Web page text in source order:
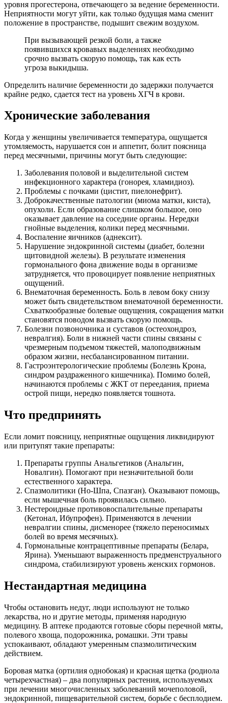
уровня прогестерона, отвечающего за ведение беременности.
Неприятности могут уйти, как только будущая мама сменит
положение в пространстве, подышит свежим воздухом.
При вызывающей резкой боли, а также
появившихся кровавых выделениях необходимо
срочно вызвать скорую помощь, так как есть
угроза выкидыша.
Определить наличие беременности до задержки получается
крайне редко, сдается тест на уровень ХГЧ в крови.
Хронические заболевания
Когда у женщины увеличивается температура, ощущается
утомляемость, нарушается сон и аппетит, болит поясница
перед месячными, причины могут быть следующие:
Заболевания половой и выделительной систем
инфекционного характера (гонорея, хламидиоз).
Проблемы с почками (цистит, пиелонефрит).
Доброкачественные патологии (миома матки, киста),
опухоли. Если образование слишком большое, оно
оказывает давление на соседние органы. Нередки
гнойные выделения, колики перед месячными.
Воспаление яичников (аднексит).
Нарушение эндокринной системы (диабет, болезни
щитовидной железы). В результате изменения
гормонального фона движение воды в организме
затрудняется, что провоцирует появление неприятных
ощущений.
Внематочная беременность. Боль в левом боку снизу
может быть свидетельством внематочной беременности.
Схваткообразные болевые ощущения, сокращения матки
становятся поводом вызвать скорую помощь.
Болезни позвоночника и суставов (остеохондроз,
невралгия). Боли в нижней части спины связаны с
чрезмерным подъемом тяжестей, малоподвижным
образом жизни, несбалансированном питании.
Гастроэнтерологические проблемы (Болезнь Крона,
синдром раздраженного кишечника). Помимо болей,
начинаются проблемы с ЖКТ от переедания, приема
острой пищи, нередко появляется тошнота.
Что предпринять
Если ломит поясницу, неприятные ощущения ликвидируют
или притупят такие препараты:
Препараты группы Анальгетиков (Анальгин,
Новалгин). Помогают при незначительной боли
естественного характера.
Спазмолитики (Но-Шпа, Спазган). Оказывают помощь,
если мышечная боль проявилась сильно.
Нестероидные противовоспалительные препараты
(Кетонал, Ибупрофен). Применяются в лечении
невралгии спины, дисменорее (тяжело переносимых
болей во время месячных).
Гормональные контрацептивные препараты (Белара,
Ярина). Уменьшают выраженность предменструального
синдрома, стабилизируют уровень женских гормонов.
Нестандартная медицина
Чтобы остановить недуг, люди используют не только
лекарства, но и другие методы, применяя народную
медицину. В аптеке продаются готовые сборы перечной мяты,
полевого хвоща, подорожника, ромашки. Эти травы
успокаивают, обладают умеренным спазмолитическим
действием.
Боровая матка (ортилия однобокая) и красная щетка (родиола
четырехчастная) – два популярных растения, используемых
при лечении многочисленных заболеваний мочеполовой,
эндокринной, пищеварительной систем, борьбе с бесплодием.